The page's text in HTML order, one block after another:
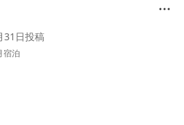
についてもご理解のうえお過ごしいた
。実際のご感想を共有していただけた
れる方への大変参考になるお声です。
族でお越しください。心よりお待ちし
31日投稿
宿泊